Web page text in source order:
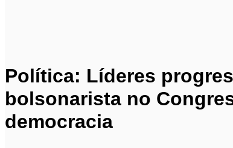
Política: Líderes
bolsonarista no
democracia